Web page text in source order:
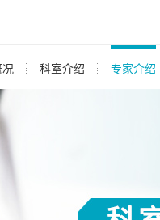
况 科室介绍 专家介绍